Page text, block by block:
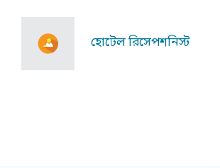
হোটেল রিসেপশনিস্ট